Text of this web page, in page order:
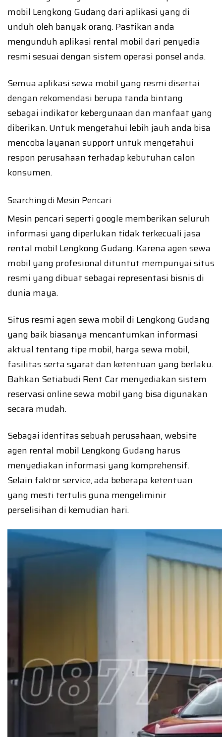
mobil Lengkong Gudang dari aplikasi yang di
unduh oleh banyak orang. Pastikan anda
mengunduh aplikasi rental mobil dari penyedia
resmi sesuai dengan sistem operasi ponsel anda.
Semua aplikasi sewa mobil yang resmi disertai
dengan rekomendasi berupa tanda bintang
sebagai indikator kebergunaan dan manfaat yang
diberikan. Untuk mengetahui lebih jauh anda bisa
mencoba layanan support untuk mengetahui
respon perusahaan terhadap kebutuhan calon
konsumen.
Searching di Mesin Pencari
Mesin pencari seperti google memberikan seluruh
informasi yang diperlukan tidak terkecuali jasa
rental mobil Lengkong Gudang. Karena agen sewa
mobil yang profesional dituntut mempunyai situs
resmi yang dibuat sebagai representasi bisnis di
dunia maya.
Situs resmi agen sewa mobil di Lengkong Gudang
yang baik biasanya mencantumkan informasi
aktual tentang tipe mobil, harga sewa mobil,
fasilitas serta syarat dan ketentuan yang berlaku.
Bahkan Setiabudi Rent Car menyediakan sistem
reservasi online sewa mobil yang bisa digunakan
secara mudah.
Sebagai identitas sebuah perusahaan, website
agen rental mobil Lengkong Gudang harus
menyediakan informasi yang komprehensif.
Selain faktor service, ada beberapa ketentuan
yang mesti tertulis guna mengeliminir
perselisihan di kemudian hari.